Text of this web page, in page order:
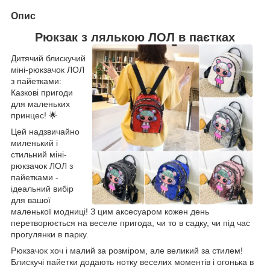
Опис
Рюкзак з лялькою ЛОЛ в паєтках
Дитячий блискучий
міні-рюкзачок ЛОЛ
з пайетками:
Казкові пригоди
для маленьких
принцес! 🌟
Цей надзвичайно
миленький і
стильний міні-
рюкзачок ЛОЛ з
пайетками -
ідеальний вибір
для вашої
маленької модниці! З цим аксесуаром кожен день
перетворюється на веселе пригода, чи то в садку, чи під час
прогулянки в парку.
Рюкзачок хоч і малий за розміром, але великий за стилем!
Блискучі пайетки додають нотку веселих моментів і огонька в